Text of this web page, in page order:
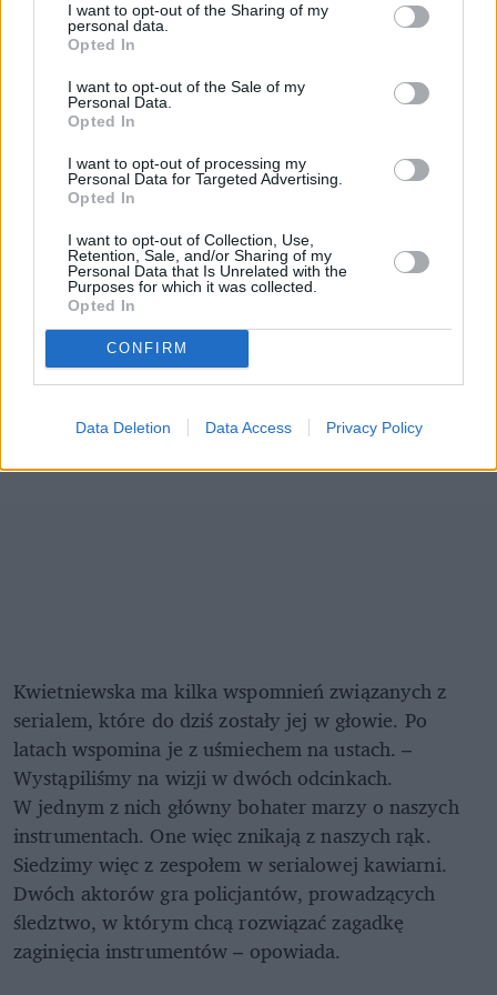
I want to opt-out of the Sharing of my
personal data.
Opted In
I want to opt-out of the Sale of my
Personal Data.
Opted In
I want to opt-out of processing my
Personal Data for Targeted Advertising.
Opted In
I want to opt-out of Collection, Use,
Retention, Sale, and/or Sharing of my
Personal Data that Is Unrelated with the
Purposes for which it was collected.
Opted In
CONFIRM
Data Deletion Data Access Privacy Policy
Kwietniewska ma kilka wspomnień związanych z
serialem, które do dziś zostały jej w głowie. Po
latach wspomina je z uśmiechem na ustach. –
Wystąpiliśmy na wizji w dwóch odcinkach.
W jednym z nich główny bohater marzy o naszych
instrumentach. One więc znikają z naszych rąk.
Siedzimy więc z zespołem w serialowej kawiarni.
Dwóch aktorów gra policjantów, prowadzących
śledztwo, w którym chcą rozwiązać zagadkę
zaginięcia instrumentów – opowiada.